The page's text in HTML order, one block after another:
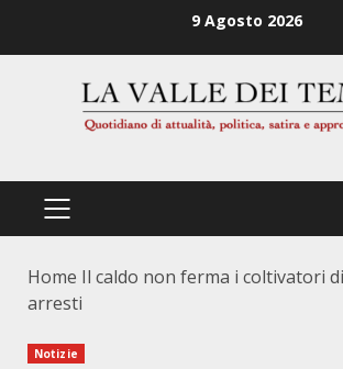
9 Agosto 2026
PRIMÄRES
Home Il caldo non ferma i coltivatori
arresti
Notizie